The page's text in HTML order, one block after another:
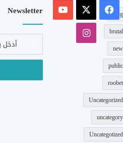
blog
brutal
new
public
roobet
Uncategorized
uncategory
Uncategotized
فيسبوك
‫X
‫YouTube
انستقرام
Newsletter
أدخل
الإلكتروني